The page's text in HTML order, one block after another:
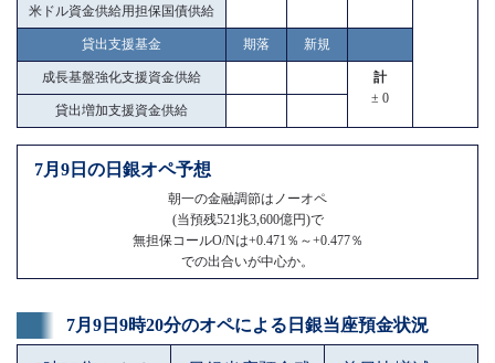
米ドル資金供給用担保国債供給
貸出支援基金 期落 新規
成長基盤強化支援資金供給
計
± 0
貸出増加支援資金供給
7月9日の日銀オペ予想
朝一の金融調節はノーオペ
(当預残521兆3,600億円)で
無担保コールO/Nは+0.471％～+0.477％
での出合いが中心か。
7月9日9時20分のオペによる日銀当座預金状況